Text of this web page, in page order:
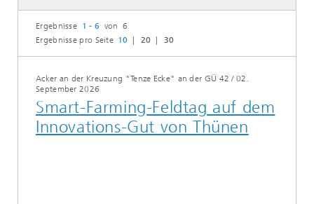
Ergebnisse 1 - 6 von 6
Ergebnisse pro Seite 10 20 30
Acker an der Kreuzung "Tenze Ecke" an der GÜ 42 /02.
September 2026
Smart-Farming-Feldtag auf dem
Innovations-Gut von Thünen